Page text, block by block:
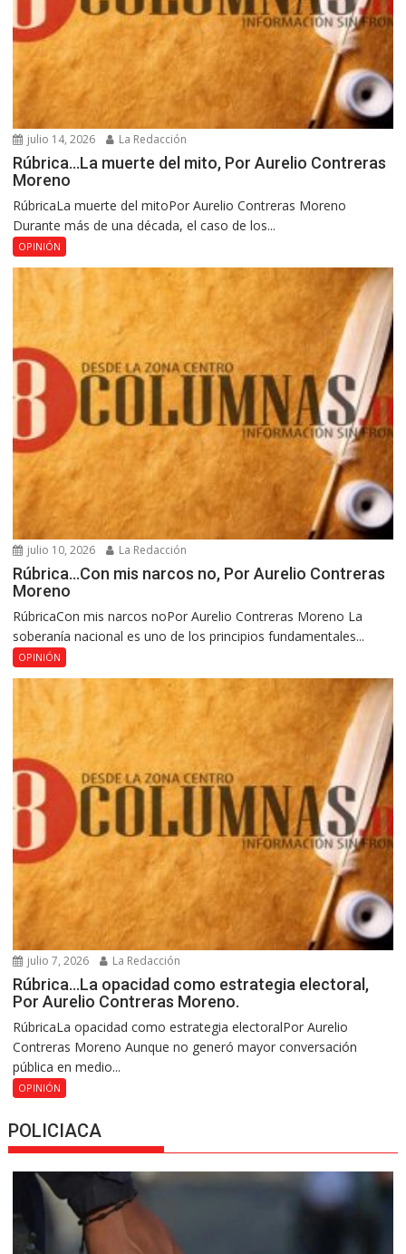
julio 14, 2026 La Redacción
Rúbrica…La muerte del mito, Por Aurelio Contreras
Moreno
RúbricaLa muerte del mitoPor Aurelio Contreras Moreno
Durante más de una década, el caso de los...
OPINIÓN
julio 10, 2026 La Redacción
Rúbrica…Con mis narcos no, Por Aurelio Contreras
Moreno
RúbricaCon mis narcos noPor Aurelio Contreras Moreno La
soberanía nacional es uno de los principios fundamentales...
OPINIÓN
julio 7, 2026 La Redacción
Rúbrica…La opacidad como estrategia electoral,
Por Aurelio Contreras Moreno.
RúbricaLa opacidad como estrategia electoralPor Aurelio
Contreras Moreno Aunque no generó mayor conversación
pública en medio...
OPINIÓN
POLICIACA